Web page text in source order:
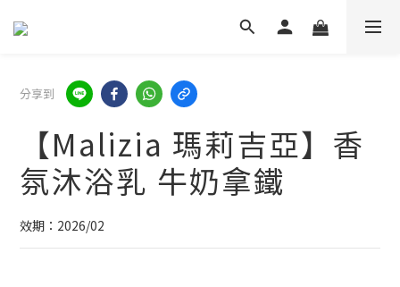
分享到
【Malizia 瑪莉吉亞】香
氛沐浴乳 牛奶拿鐵
效期：2026/02